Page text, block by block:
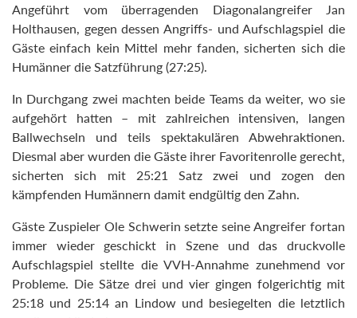
Angeführt vom überragenden Diagonalangreifer Jan
Holthausen, gegen dessen Angriffs- und Aufschlagspiel die
Gäste einfach kein Mittel mehr fanden, sicherten sich die
Humänner die Satzführung (27:25).
In Durchgang zwei machten beide Teams da weiter, wo sie
aufgehört hatten – mit zahlreichen intensiven, langen
Ballwechseln und teils spektakulären Abwehraktionen.
Diesmal aber wurden die Gäste ihrer Favoritenrolle gerecht,
sicherten sich mit 25:21 Satz zwei und zogen den
kämpfenden Humännern damit endgültig den Zahn.
Gäste Zuspieler Ole Schwerin setzte seine Angreifer fortan
immer wieder geschickt in Szene und das druckvolle
Aufschlagspiel stellte die VVH-Annahme zunehmend vor
Probleme. Die Sätze drei und vier gingen folgerichtig mit
25:18 und 25:14 an Lindow und besiegelten die letztlich